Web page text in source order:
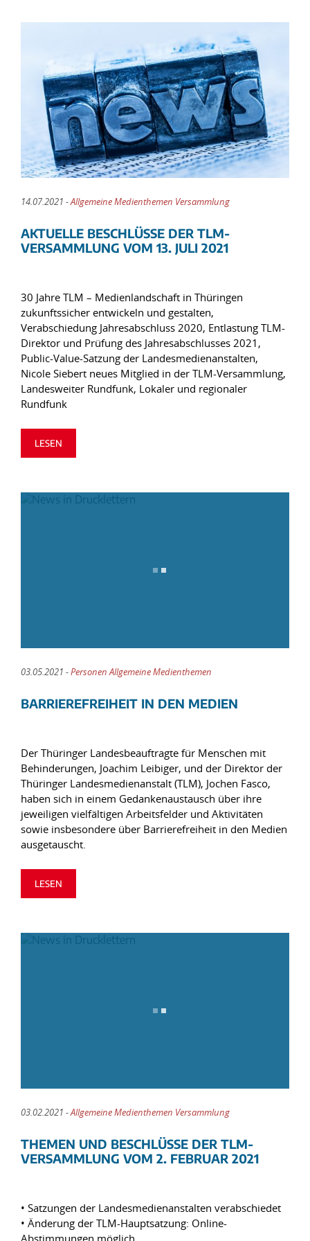
14.07.2021 -Allgemeine Medienthemen Versammlung
AKTUELLE BESCHLÜSSE DER TLM-
VERSAMMLUNG VOM 13. JULI 2021
30 Jahre TLM – Medienlandschaft in Thüringen
zukunftssicher entwickeln und gestalten,
Verabschiedung Jahresabschluss 2020, Entlastung TLM-
Direktor und Prüfung des Jahresabschlusses 2021,
Public-Value-Satzung der Landesmedienanstalten,
Nicole Siebert neues Mitglied in der TLM-Versammlung,
Landesweiter Rundfunk, Lokaler und regionaler
Rundfunk
LESEN
03.05.2021 -Personen Allgemeine Medienthemen
BARRIEREFREIHEIT IN DEN MEDIEN
Der Thüringer Landesbeauftragte für Menschen mit
Behinderungen, Joachim Leibiger, und der Direktor der
Thüringer Landesmedienanstalt (TLM), Jochen Fasco,
haben sich in einem Gedankenaustausch über ihre
jeweiligen vielfältigen Arbeitsfelder und Aktivitäten
sowie insbesondere über Barrierefreiheit in den Medien
ausgetauscht.
LESEN
03.02.2021 -Allgemeine Medienthemen Versammlung
THEMEN UND BESCHLÜSSE DER TLM-
VERSAMMLUNG VOM 2. FEBRUAR 2021
• Satzungen der Landesmedienanstalten verabschiedet
• Änderung der TLM-Hauptsatzung: Online-
Abstimmungen möglich